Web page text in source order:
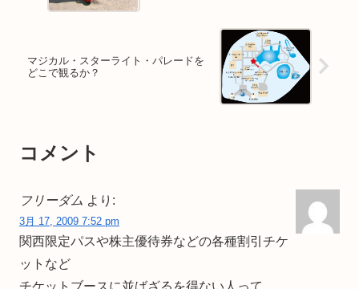
マジカル・スターライト・パレードを
どこで観るか？
コメント
フリーダム より:
3月 17, 2009 7:52 pm
関西限定パスや株主優待券などの各種割引チケ
ットなど